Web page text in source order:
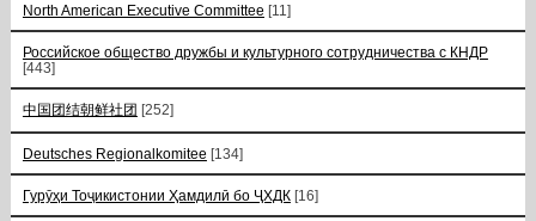
North American Executive Committee [11]
Российское общество дружбы и культурного сотрудничества с КНДР
[443]
中国团结朝鲜社团 [252]
Deutsches Regionalkomitee [134]
Гурӯҳи Тоҷикистонии Ҳамдилӣ бо ҶХДК [16]